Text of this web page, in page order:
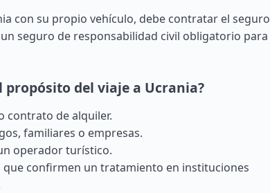
con su propio vehículo, debe contratar el seguro
seguro de responsabilidad civil obligatorio para
propósito del viaje a Ucrania?
contrato de alquiler.
familiares o empresas.
operador turístico.
que confirmen un tratamiento en instituciones